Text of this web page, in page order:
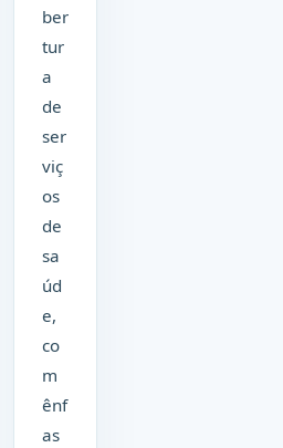
ber
tur
a
de
ser
viç
os
de
sa
úd
e,
co
m
ênf
as